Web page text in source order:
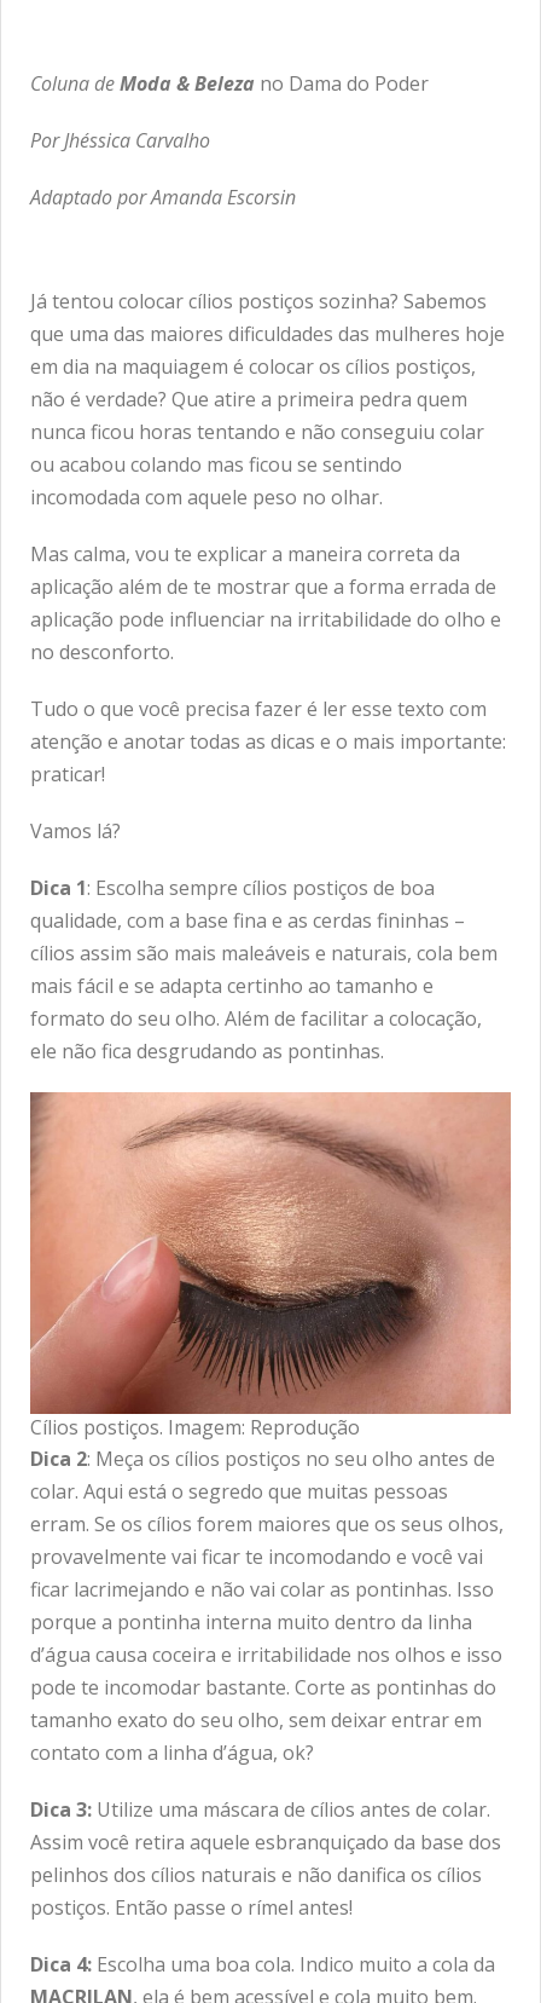
Coluna deModa & Beleza no Dama do Poder
Por Jhéssica Carvalho
Adaptado por Amanda Escorsin
Já tentou colocar cílios postiços sozinha? Sabemos
que uma das maiores dificuldades das mulheres hoje
em dia na maquiagem é colocar os cílios postiços,
não é verdade? Que atire a primeira pedra quem
nunca ficou horas tentando e não conseguiu colar
ou acabou colando mas ficou se sentindo
incomodada com aquele peso no olhar.
Mas calma, vou te explicar a maneira correta da
aplicação além de te mostrar que a forma errada de
aplicação pode influenciar na irritabilidade do olho e
no desconforto.
Tudo o que você precisa fazer é ler esse texto com
atenção e anotar todas as dicas e o mais importante:
praticar!
Vamos lá?
Dica 1: Escolha sempre cílios postiços de boa
qualidade, com a base fina e as cerdas fininhas –
cílios assim são mais maleáveis e naturais, cola bem
mais fácil e se adapta certinho ao tamanho e
formato do seu olho. Além de facilitar a colocação,
ele não fica desgrudando as pontinhas.
Cílios postiços. Imagem: Reprodução
Dica 2: Meça os cílios postiços no seu olho antes de
colar. Aqui está o segredo que muitas pessoas
erram. Se os cílios forem maiores que os seus olhos,
provavelmente vai ficar te incomodando e você vai
ficar lacrimejando e não vai colar as pontinhas. Isso
porque a pontinha interna muito dentro da linha
d’água causa coceira e irritabilidade nos olhos e isso
pode te incomodar bastante. Corte as pontinhas do
tamanho exato do seu olho, sem deixar entrar em
contato com a linha d’água, ok?
Dica 3: Utilize uma máscara de cílios antes de colar.
Assim você retira aquele esbranquiçado da base dos
pelinhos dos cílios naturais e não danifica os cílios
postiços. Então passe o rímel antes!
Dica 4: Escolha uma boa cola. Indico muito a cola da
MACRILAN, ela é bem acessível e cola muito bem.